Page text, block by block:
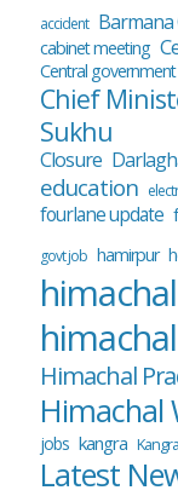
accident Barmana
cabinet meeting
Central government
Chief
Sukhu
Closure
education
fourlane update
govt job hamirpur
Himachal
Himachal
jobs kangra
Latest